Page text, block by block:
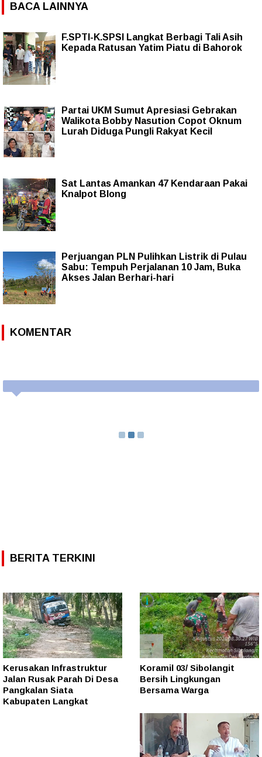
BACA LAINNYA
F.SPTI-K.SPSI Langkat Berbagi Tali Asih
Kepada Ratusan Yatim Piatu di Bahorok
Partai UKM Sumut Apresiasi Gebrakan
Walikota Bobby Nasution Copot Oknum
Lurah Diduga Pungli Rakyat Kecil
Sat Lantas Amankan 47 Kendaraan Pakai
Knalpot Blong
Perjuangan PLN Pulihkan Listrik di Pulau
Sabu: Tempuh Perjalanan 10 Jam, Buka
Akses Jalan Berhari-hari
KOMENTAR
BERITA TERKINI
Kerusakan Infrastruktur
Jalan Rusak Parah Di Desa
Pangkalan Siata
Kabupaten Langkat
Koramil 03/ Sibolangit
Bersih Lingkungan
Bersama Warga